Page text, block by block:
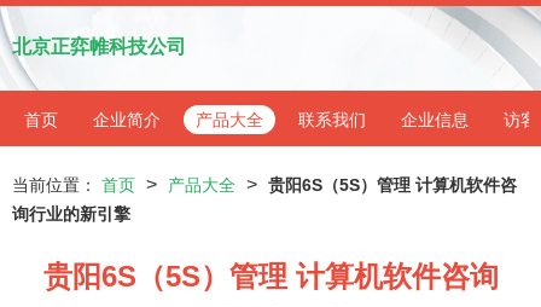
北京正弈帷科技公司
首页 企业简介 产品大全 联系我们 企业信息 访客
当前位置： 首页 > 产品大全 > 贵阳6S（5S）管理 计算机软件咨
询行业的新引擎
贵阳6S（5S）管理 计算机软件咨询